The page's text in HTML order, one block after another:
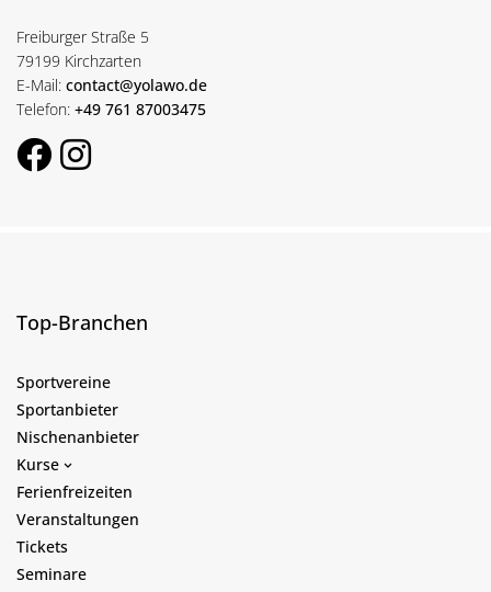
Freiburger Straße 5
79199 Kirchzarten
E-Mail: contact@yolawo.de
Telefon: +49 761 87003475
Top-Branchen
Sportvereine
Sportanbieter
Nischenanbieter
Kurse
Ferienfreizeiten
Veranstaltungen
Tickets
Seminare